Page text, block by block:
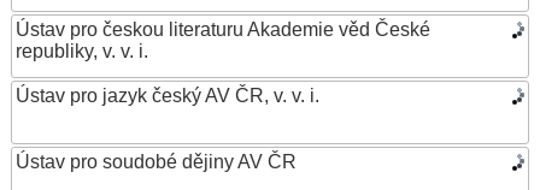
Ústav pro českou literaturu Akademie věd České
republiky, v. v. i.
Ústav pro jazyk český AV ČR, v. v. i.
Ústav pro soudobé dějiny AV ČR